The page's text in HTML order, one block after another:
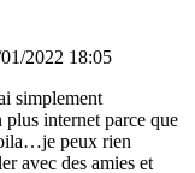
2022 18:05
simplement
internet parce que
peux rien
avec des amies et